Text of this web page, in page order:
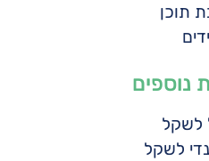
תוכן
נוספים
לשקל
לשקל